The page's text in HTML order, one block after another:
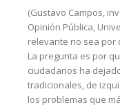
(Gustavo Campos,
Opinión Pública,
relevante no sea por
La pregunta es por
ciudadanos ha
tradicionales, de
los problemas que